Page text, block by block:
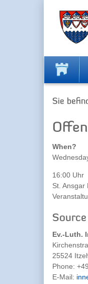
Sie
When?
16:00 Uhr
St. Ansgar
Source
Ev.-Luth.
25524
Phone:
E-Mail: